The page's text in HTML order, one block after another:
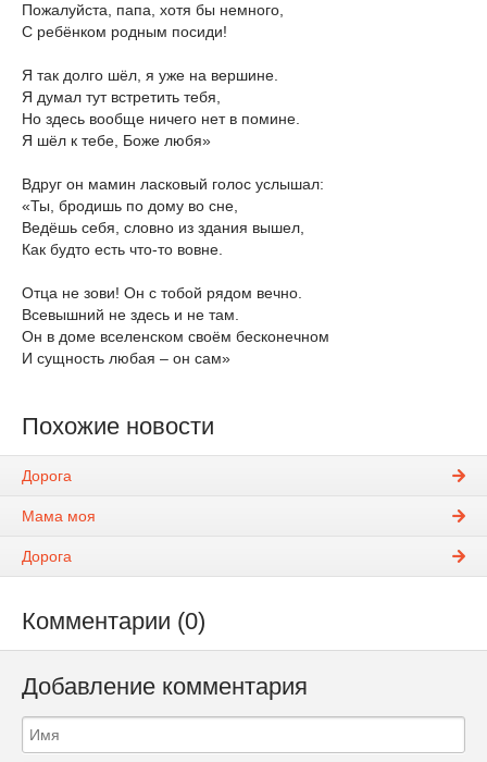
Пожалуйста, папа, хотя бы немного,
С ребёнком родным посиди!
Я так долго шёл, я уже на вершине.
Я думал тут встретить тебя,
Но здесь вообще ничего нет в помине.
Я шёл к тебе, Боже любя»
Вдруг он мамин ласковый голос услышал:
«Ты, бродишь по дому во сне,
Ведёшь себя, словно из здания вышел,
Как будто есть что-то вовне.
Отца не зови! Он с тобой рядом вечно.
Всевышний не здесь и не там.
Он в доме вселенском своём бесконечном
И сущность любая – он сам»
Похожие новости
Дорога
Мама моя
Дорога
Комментарии (0)
Добавление комментария